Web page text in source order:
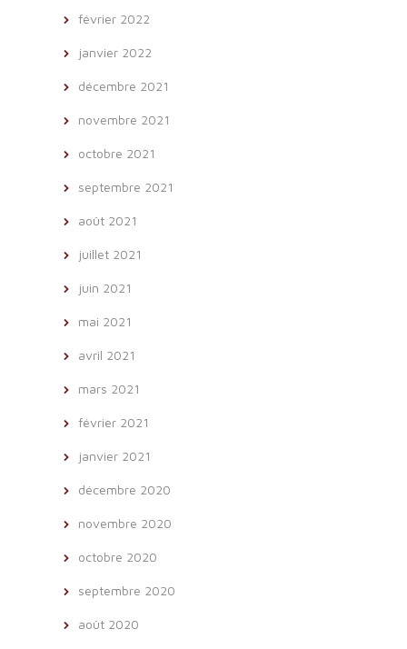
février 2022
janvier 2022
décembre 2021
novembre 2021
octobre 2021
septembre 2021
août 2021
juillet 2021
juin 2021
mai 2021
avril 2021
mars 2021
février 2021
janvier 2021
décembre 2020
novembre 2020
octobre 2020
septembre 2020
août 2020